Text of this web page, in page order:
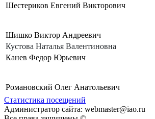
Шестериков Евгений Викторович
Шишко Виктор Андреевич
Кустова Наталья Валентиновна
Канев Федор Юрьевич
Романовский Олег Анатольевич
Статистика посещений
Администратор сайта: webmaster@iao.ru